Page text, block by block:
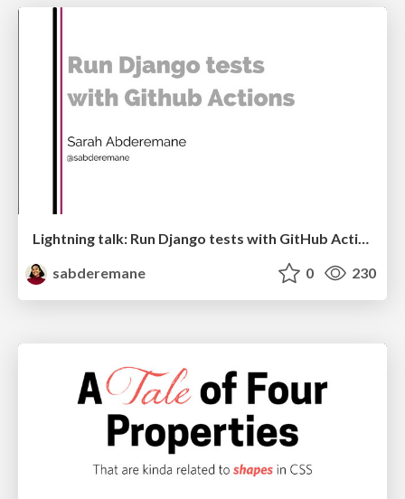
Lightning talk: Run Django tests with GitHub Actions
sabderemane
0 230